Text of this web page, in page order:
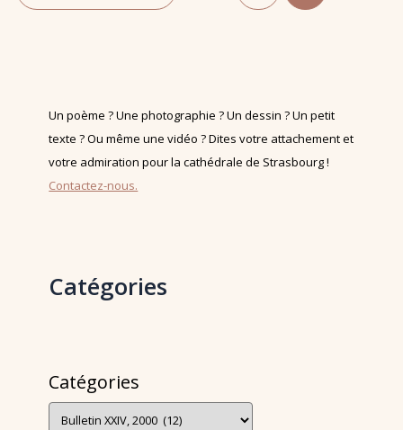
Un poème ? Une photographie ? Un dessin ? Un petit
texte ? Ou même une vidéo ? Dites votre attachement et
votre admiration pour la cathédrale de Strasbourg !
Contactez-nous.
Catégories
Catégories